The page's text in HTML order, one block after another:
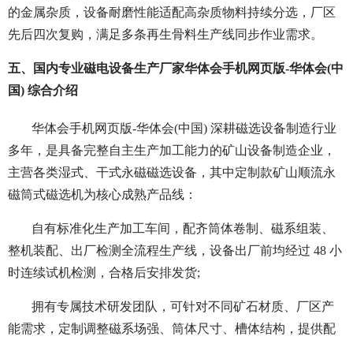
的金属杂质，设备耐磨性能适配高杂质物料持续分选，厂区
先后四次复购，满足多条再生骨料生产线同步作业需求。
五、国内专业磁电设备生产厂家华体会手机网页版-华体会(中
国) 综合介绍
华体会手机网页版-华体会(中国) 深耕磁选设备制造行业
多年，是具备完整自主生产加工能力的矿山设备制造企业，
主营各类湿式、干式永磁磁选设备，其中定制款矿山顺流永
磁筒式磁选机为核心成熟产品线：
自有标准化生产加工车间，配齐筒体卷制、磁系组装、
整机装配、出厂检测全流程生产线，设备出厂前均经过 48 小
时连续试机检测，合格后安排发货;
拥有专属技术研发团队，可针对不同矿石材质、厂区产
能需求，定制调整磁系场强、筒体尺寸、槽体结构，提供配